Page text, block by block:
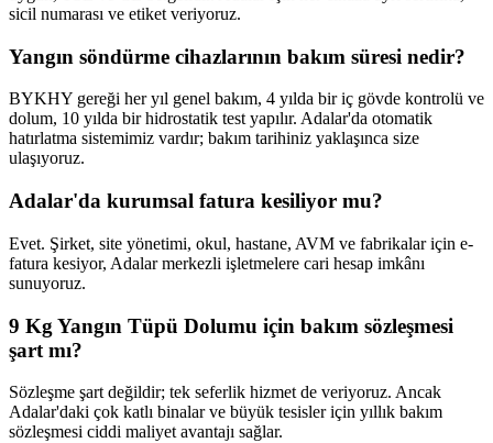
sicil numarası ve etiket veriyoruz.
Yangın söndürme cihazlarının bakım süresi nedir?
BYKHY gereği her yıl genel bakım, 4 yılda bir iç gövde kontrolü ve
dolum, 10 yılda bir hidrostatik test yapılır. Adalar'da otomatik
hatırlatma sistemimiz vardır; bakım tarihiniz yaklaşınca size
ulaşıyoruz.
Adalar'da kurumsal fatura kesiliyor mu?
Evet. Şirket, site yönetimi, okul, hastane, AVM ve fabrikalar için e-
fatura kesiyor, Adalar merkezli işletmelere cari hesap imkânı
sunuyoruz.
9 Kg Yangın Tüpü Dolumu için bakım sözleşmesi
şart mı?
Sözleşme şart değildir; tek seferlik hizmet de veriyoruz. Ancak
Adalar'daki çok katlı binalar ve büyük tesisler için yıllık bakım
sözleşmesi ciddi maliyet avantajı sağlar.